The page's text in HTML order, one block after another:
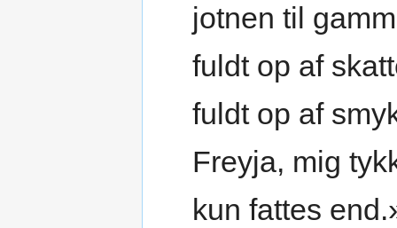
jotnen til
fuldt op af
fuldt op af
Freyja, mig
kun fattes